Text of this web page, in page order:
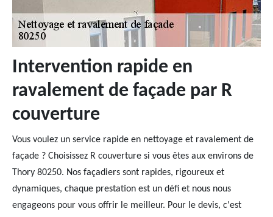
Intervention rapide en
ravalement de façade par R
couverture
Vous voulez un service rapide en nettoyage et ravalement de
façade ? Choisissez R couverture si vous êtes aux environs de
Thory 80250. Nos façadiers sont rapides, rigoureux et
dynamiques, chaque prestation est un défi et nous nous
engageons pour vous offrir le meilleur. Pour le devis, c'est